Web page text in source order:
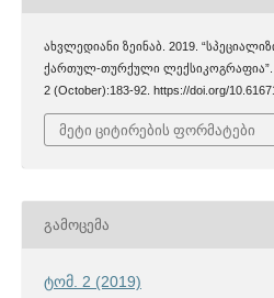
ახვლედიანი ზეინაბ. 2019.
ქართულ-თურქული ლექსიკოგრაფია”.
2 (October):183-92. https://doi.org/
მეტი ციტირების ფორმატები
ᲒᲐᲛᲝᲪᲔᲛᲐ
ტომ. 2 (2019)